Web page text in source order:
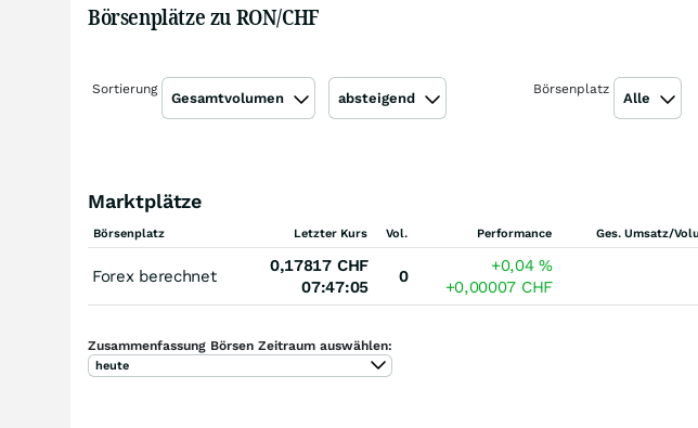
Börsenplätze zu RON/CHF
Sortierung
Gesamtvolumen absteigend
Börsenplatz
Alle
Marktplätze
Börsenplatz Letzter Kurs Vol. Performance Ges. Umsatz/
Forex berechnet
0,17817 CHF
07:47:05
0
+0,04%
+0,00007 CHF
Zusammenfassung Börsen Zeitraum auswählen:
heute